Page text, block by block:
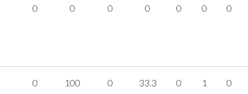
0 0 0 0 0 0 0
0 100 0 33.3 0 1 0